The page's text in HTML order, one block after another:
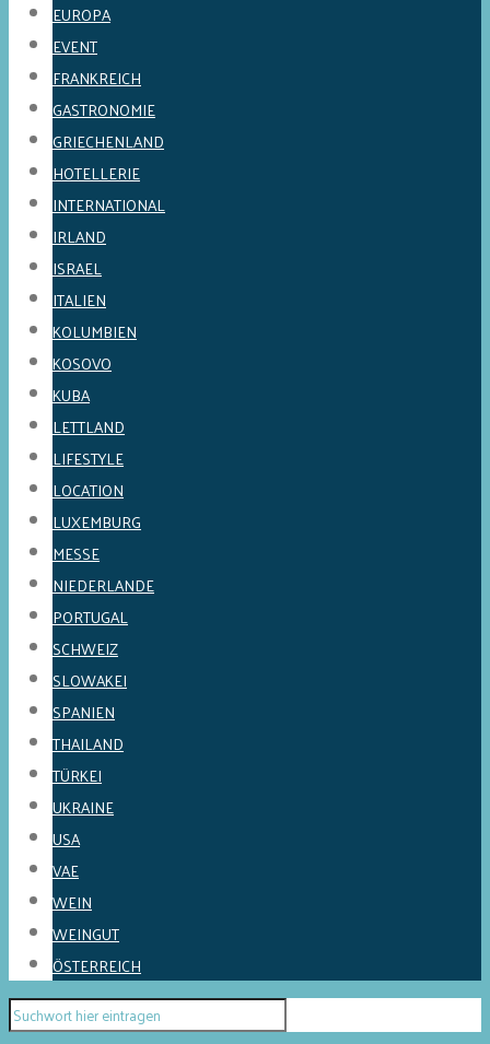
EUROPA
EVENT
FRANKREICH
GASTRONOMIE
GRIECHENLAND
HOTELLERIE
INTERNATIONAL
IRLAND
ISRAEL
ITALIEN
KOLUMBIEN
KOSOVO
KUBA
LETTLAND
LIFESTYLE
LOCATION
LUXEMBURG
MESSE
NIEDERLANDE
PORTUGAL
SCHWEIZ
SLOWAKEI
SPANIEN
THAILAND
TÜRKEI
UKRAINE
USA
VAE
WEIN
WEINGUT
ÖSTERREICH